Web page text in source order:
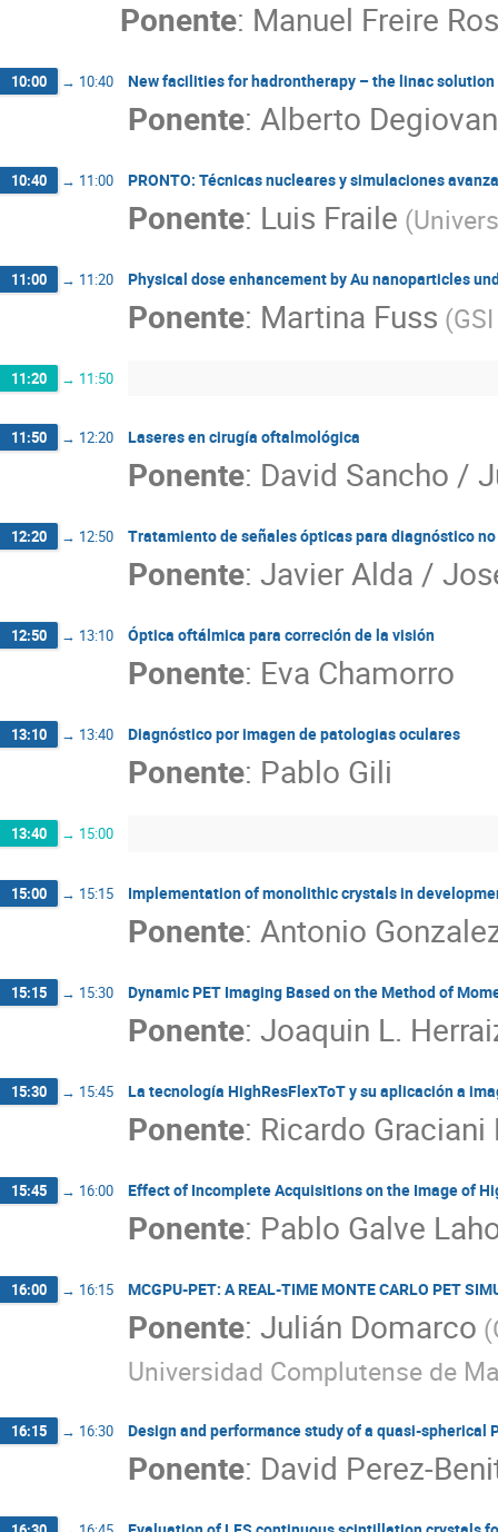
Ponente: Manuel Freire
10:00 → 10:40 New facilities for hadrontherapy – the linac solution
Ponente: Alberto
10:40 → 11:00 PRONTO: Técnicas nucleares y simulaciones
Ponente: Luis Fraile (
11:00 → 11:20 Physical dose enhancement by Au nanoparticles
Ponente: Martina Fuss (
11:20 → 11:50
11:50 → 12:20 Laseres en cirugía oftalmológica
Ponente: David Sancho /
12:20 → 12:50 Tratamiento de señales ópticas para diagnóstico
Ponente: Javier Alda /
12:50 → 13:10 Óptica oftálmica para correción de la visión
Ponente: Eva Chamorro
13:10 → 13:40 Diagnóstico por imagen de patologias oculares
Ponente: Pablo Gili
13:40 → 15:00
15:00 → 15:15 Implementation of monolithic crystals in
Ponente: Antonio
15:15 → 15:30 Dynamic PET Imaging Based on the Method of
Ponente: Joaquin L.
15:30 → 15:45 La tecnología HighResFlexToT y su aplicación a
Ponente: Ricardo
15:45 → 16:00 Effect of Incomplete Acquisitions on the Image of
Ponente: Pablo Galve
16:00 → 16:15 MCGPU-PET: A REAL-TIME MONTE CARLO PET
Ponente: Julián Domarco (
Universidad Complutense de
16:15 → 16:30 Design and performance study of a quasi-spherical
Ponente: David Perez-